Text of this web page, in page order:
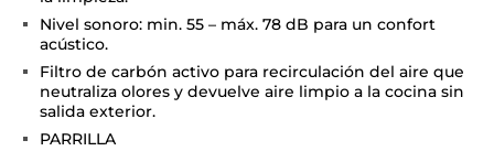
Nivel sonoro: min. 55 – máx. 78 dB para un confort
acústico.
Filtro de carbón activo para recirculación del aire que
neutraliza olores y devuelve aire limpio a la cocina sin
salida exterior.
PARRILLA